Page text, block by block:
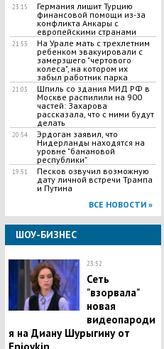
23:15
Германия лишит Турцию
финансовой помощи из-за
конфликта Анкары с
европейскими странами
21:53
На Урале мать с трехлетним
ребенком эвакуировали с
замерзшего "чертового
колеса", на котором их
забыл работник парка
21:03
Шпиль со здания МИД РФ в
Москве распилили на 900
частей: Захарова
рассказала, что с ними будут
делать
20:54
Эрдоган заявил, что
Нидерланды находятся на
уровне "банановой
республики"
19:51
Песков озвучил возможную
дату личной встречи Трампа
и Путина
ВСЕ НОВОСТИ »
ШОУ-БИЗНЕС
23:52
Сеть
"взорвала"
новая
видеопароди
я на Диану Шурыгину от